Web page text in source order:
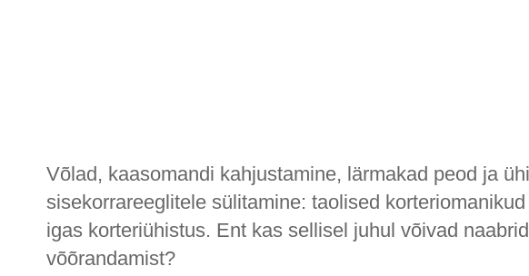
Võlad, kaasomandi kahjustamine, lärmakad peod ja
sisekorrareeglitele sülitamine: taolised
igas korteriühistus. Ent kas sellisel juhul võivad
võõrandamist?